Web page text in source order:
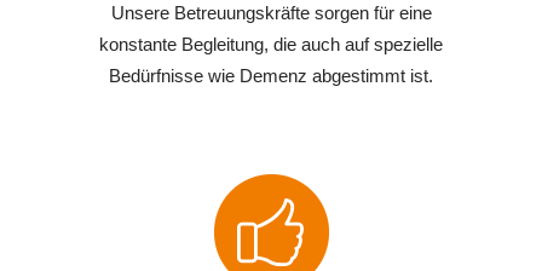
Unsere Betreuungskräfte sorgen für eine
konstante Begleitung, die auch auf spezielle
Bedürfnisse wie Demenz abgestimmt ist.